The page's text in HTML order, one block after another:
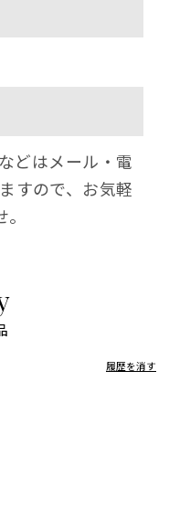
どはメール・電
すので、お気軽
履歴を消す